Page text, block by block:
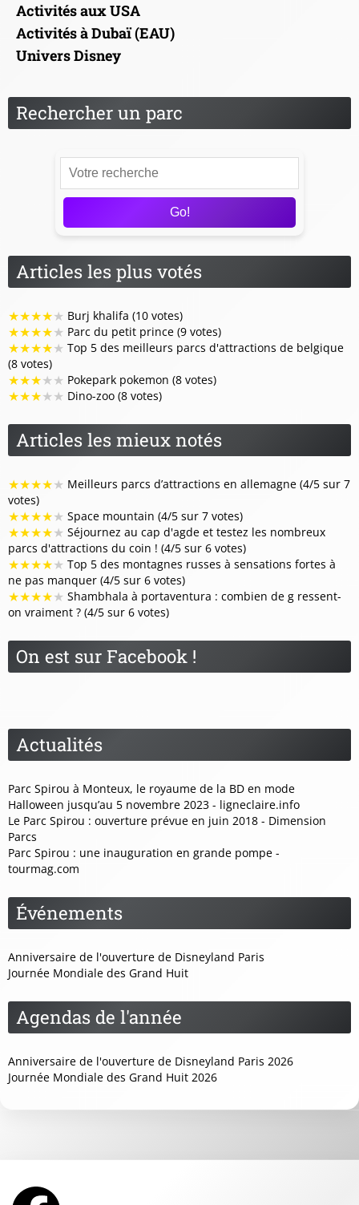
Activités aux USA
Activités à Dubaï (EAU)
Univers Disney
Rechercher un parc
Go!
Articles les plus votés
★★★★★ Burj khalifa (10 votes)
★★★★★ Parc du petit prince (9 votes)
★★★★★ Top 5 des meilleurs parcs d'attractions de belgique
(8 votes)
★★★★★ Pokepark pokemon (8 votes)
★★★★★ Dino-zoo (8 votes)
Articles les mieux notés
★★★★★ Meilleurs parcs d’attractions en allemagne (4/5 sur 7
votes)
★★★★★ Space mountain (4/5 sur 7 votes)
★★★★★ Séjournez au cap d'agde et testez les nombreux
parcs d'attractions du coin ! (4/5 sur 6 votes)
★★★★★ Top 5 des montagnes russes à sensations fortes à
ne pas manquer (4/5 sur 6 votes)
★★★★★ Shambhala à portaventura : combien de g ressent-
on vraiment ? (4/5 sur 6 votes)
On est sur Facebook !
Actualités
Parc Spirou à Monteux, le royaume de la BD en mode
Halloween jusqu’au 5 novembre 2023 - ligneclaire.info
Le Parc Spirou : ouverture prévue en juin 2018 - Dimension
Parcs
Parc Spirou : une inauguration en grande pompe -
tourmag.com
Événements
Anniversaire de l'ouverture de Disneyland Paris
Journée Mondiale des Grand Huit
Agendas de l'année
Anniversaire de l'ouverture de Disneyland Paris 2026
Journée Mondiale des Grand Huit 2026